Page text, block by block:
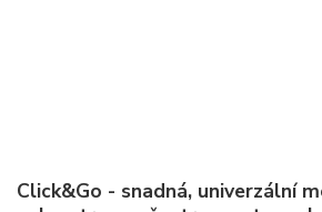
Click&Go - snadná, univerzální